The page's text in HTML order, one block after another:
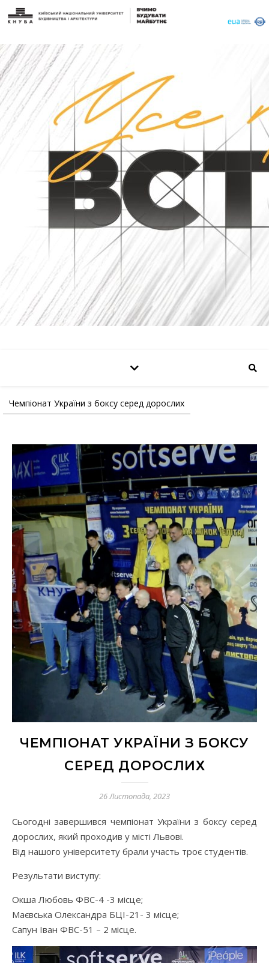
Чемпіонат України з боксу серед дорослих
ЧЕМПІОНАТ УКРАЇНИ З БОКСУ
СЕРЕД ДОРОСЛИХ
26 Листопада, 2023
Сьогодні завершився чемпіонат України з боксу серед
дорослих, який проходив у місті Львові.
Від нашого університету брали участь троє студентів.
Результати виступу:
Окша Любовь ФВС-4 -3 місце;
Маєвська Олександра БЦІ-21- 3 місце;
Сапун Іван ФВС-51 – 2 місце.